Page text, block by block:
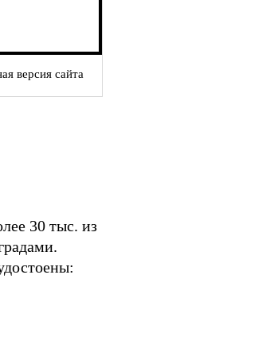
версия сайта
30 тыс. из